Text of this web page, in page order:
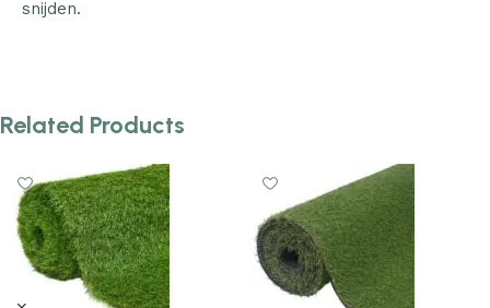
snijden.
Related Products